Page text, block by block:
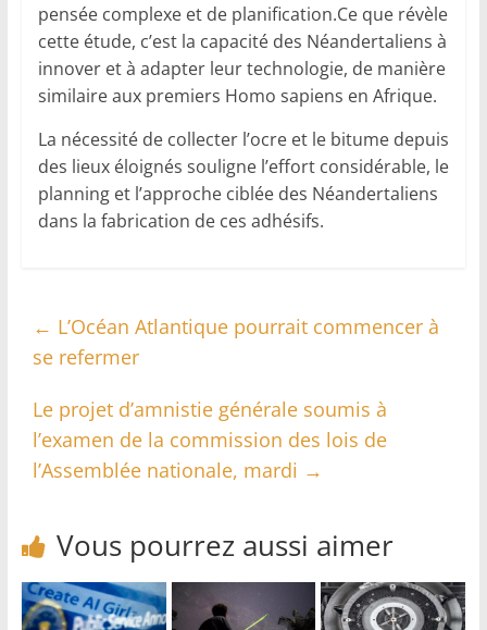
pensée complexe et de planification.Ce que révèle
cette étude, c’est la capacité des Néandertaliens à
innover et à adapter leur technologie, de manière
similaire aux premiers Homo sapiens en Afrique.
La nécessité de collecter l’ocre et le bitume depuis
des lieux éloignés souligne l’effort considérable, le
planning et l’approche ciblée des Néandertaliens
dans la fabrication de ces adhésifs.
← L’Océan Atlantique pourrait commencer à
se refermer
Le projet d’amnistie générale soumis à
l’examen de la commission des lois de
l’Assemblée nationale, mardi →
Vous pourrez aussi aimer